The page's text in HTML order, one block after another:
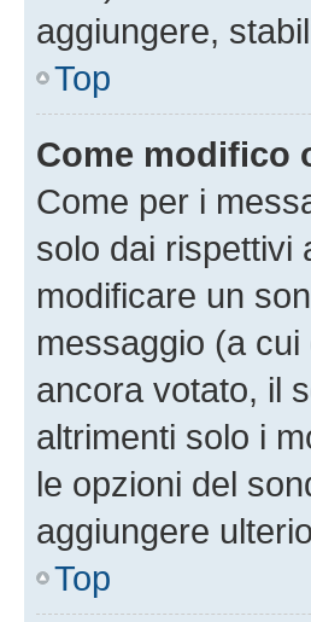
aggiungere,
Top
Come modifico
Come per i
solo dai rispettivi
modificare un
messaggio (a
ancora votato, il
altrimenti solo i
le opzioni del
aggiungere
Top